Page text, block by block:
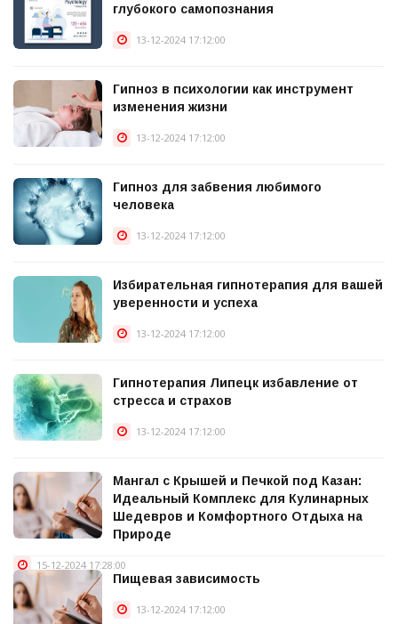
глубокого самопознания
13-12-2024 17:12:00
Гипноз в психологии как инструмент
изменения жизни
13-12-2024 17:12:00
Гипноз для забвения любимого
человека
13-12-2024 17:12:00
Избирательная гипнотерапия для вашей
уверенности и успеха
13-12-2024 17:12:00
Гипнотерапия Липецк избавление от
стресса и страхов
13-12-2024 17:12:00
Мангал с Крышей и Печкой под Казан:
Идеальный Комплекс для Кулинарных
Шедевров и Комфортного Отдыха на
Природе
15-12-2024 17:28:00
Пищевая зависимость
13-12-2024 17:12:00